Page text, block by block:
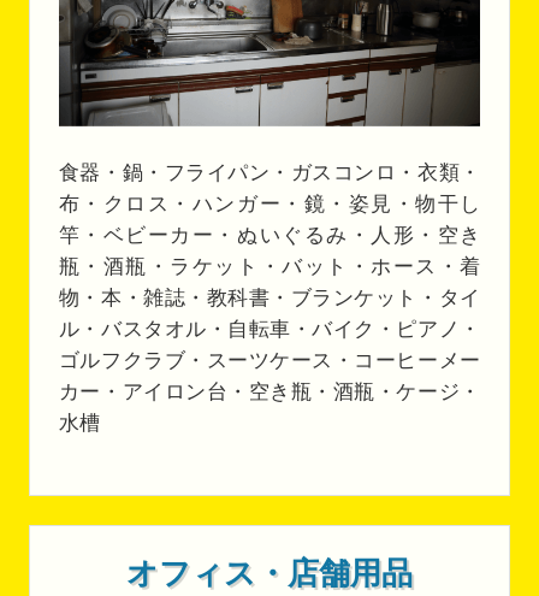
食器・鍋・フライパン・ガスコンロ・衣類・
布・クロス・ハンガー・鏡・姿見・物干し
竿・ベビーカー・ぬいぐるみ・人形・空き
瓶・酒瓶・ラケット・バット・ホース・着
物・本・雑誌・教科書・ブランケット・タイ
ル・バスタオル・自転車・バイク・ピアノ・
ゴルフクラブ・スーツケース・コーヒーメー
カー・アイロン台・空き瓶・酒瓶・ケージ・
水槽
オフィス・店舗用品